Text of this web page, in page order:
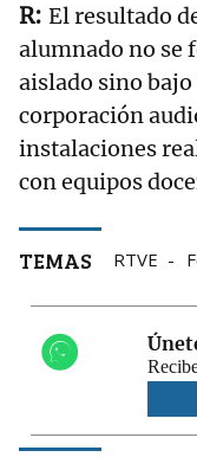
El resultado
alumnado no se
aislado sino bajo
corporación
instalaciones
con equipos
TEMAS RTVE